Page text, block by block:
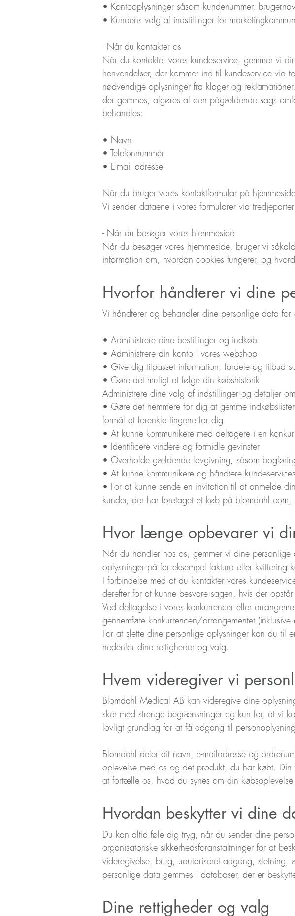
• Kontooplysninger såsom kundenummer,
• Kundens valg af indstillinger for
- Når du kontakter os
Når du kontakter vores kundeservice, gemmer vi
henvendelser, der kommer ind til kundeservice via
nødvendige oplysninger fra klager og
der gemmes, afgøres af den pågældende sags
behandles:
• Navn
• Telefonnummer
• E-mail adresse
Når du bruger vores kontaktformular på
Vi sender dataene i vores formularer via
- Når du besøger vores hjemmeside
Når du besøger vores hjemmeside, bruger vi
information om, hvordan cookies fungerer, og
Hvorfor håndterer vi dine
Vi håndterer og behandler dine personlige data for
• Administrere dine bestillinger og indkøb
• Administrere din konto i vores webshop
• Give dig tilpasset information, fordele og tilbud
• Gøre det muligt at følge din købshistorik
Administrere dine valg af indstillinger og detaljer
• Gøre det nemmere for dig at gemme
formål at forenkle tingene for dig
• At kunne kommunikere med deltagere i en
• Identificere vindere og formidle gevinster
• Overholde gældende lovgivning, såsom
• At kunne kommunikere og håndtere
• For at kunne sende en invitation til at anmelde
kunder, der har foretaget et køb på blomdahl.com,
Hvor længe opbevarer vi
Når du handler hos os, gemmer vi dine
oplysninger på for eksempel faktura eller kvittering
I forbindelse med at du kontakter vores
derefter for at kunne besvare sagen, hvis der
Ved deltagelse i ​​vores konkurrencer eller
gennemføre konkurrencen/arrangementet (inklusive
For at slette dine personlige oplysninger kan du til
nedenfor dine rettigheder og valg.
Hvem videregiver vi
Blomdahl Medical AB kan videregive dine
sker med strenge begrænsninger og kun for, at vi
lovligt grundlag for at få adgang til
Blomdahl deler dit navn, e-mailadresse og
oplevelse med os og det produkt, du har købt.
at fortælle os, hvad du synes om din købsoplevelse
Hvordan beskytter vi dine
Du kan altid føle dig tryg, når du sender dine
organisatoriske sikkerhedsforanstaltninger for at
videregivelse, brug, uautoriseret adgang,
personlige data gemmes i databaser, der er
Dine rettigheder og valg